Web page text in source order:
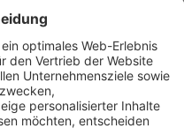
Förderungen